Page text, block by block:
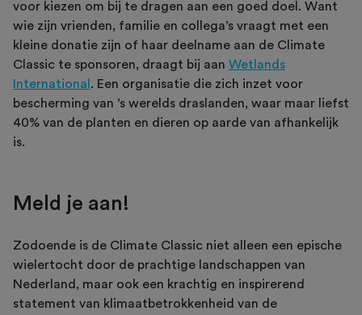
voor kiezen om bij te dragen aan een goed doel. Want
wie zijn vrienden, familie en collega’s vraagt met een
kleine donatie zijn of haar deelname aan de Climate
Classic te sponsoren, draagt bij aan Wetlands
International . Een organisatie die zich inzet voor
bescherming van ’s werelds draslanden, waar maar liefst
40% van de planten en dieren op aarde van afhankelijk
is.
Meld je aan!
Zodoende is de Climate Classic niet alleen een epische
wielertocht door de prachtige landschappen van
Nederland, maar ook een krachtig en inspirerend
statement van klimaatbetrokkenheid van de